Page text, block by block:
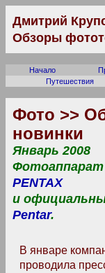
Дмитрий
Обзоры
Начало
Путешествия
Фото >>
новинки
Январь 2008
Фотоаппарат
PENTAX
и
Pentar.
В январе
проводила